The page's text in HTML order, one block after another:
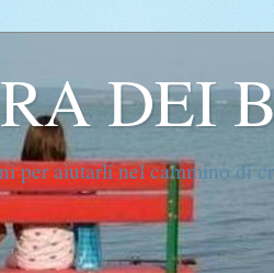
DEI
per aiutarli nel cammino di